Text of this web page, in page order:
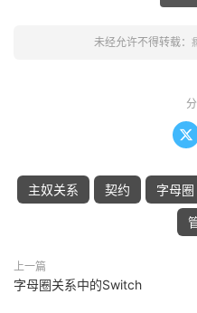
未经允许不得转载：

主奴关系 契约 字母圈
上一篇
字母圈关系中的Switch